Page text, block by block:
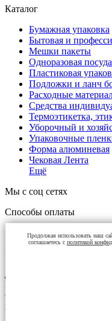
Каталог
Бумажная упаковка
Бытовая и
Мешки пакеты
Одноразовая посуда
Пластиковая
Подложки и ланч
Расходные
Средства
Термоэтикетка,
Уборочный и
Упаковочные
Форма алюминевая
Чековая Лента
Ещё
Мы с соц сетях
Способы оплаты
Контакты
Доставка упаковки: Уфа,
Екатеринбург,
Оперативная доставка
клиентам. Звоните!
Продолжая использовать наш
соглашаетесь с политикой